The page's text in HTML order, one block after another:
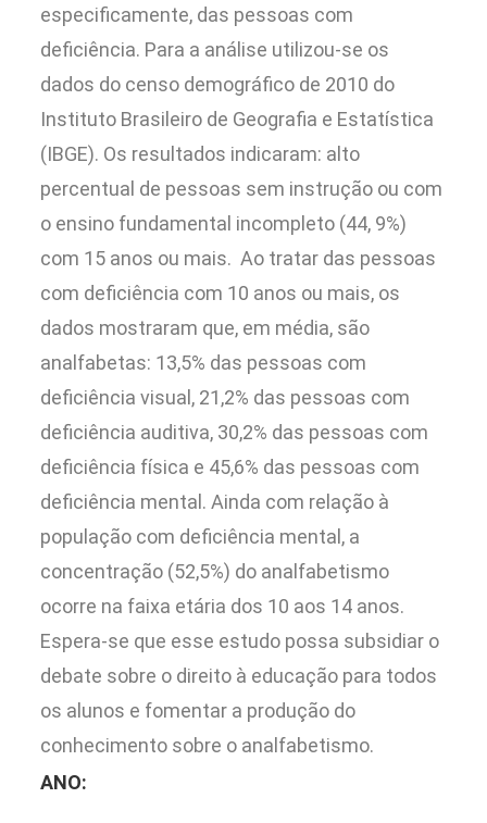
especificamente, das pessoas com
deficiência. Para a análise utilizou-se os
dados do censo demográfico de 2010 do
Instituto Brasileiro de Geografia e Estatística
(IBGE). Os resultados indicaram: alto
percentual de pessoas sem instrução ou com
o ensino fundamental incompleto (44, 9%)
com 15 anos ou mais. Ao tratar das pessoas
com deficiência com 10 anos ou mais, os
dados mostraram que, em média, são
analfabetas: 13,5% das pessoas com
deficiência visual, 21,2% das pessoas com
deficiência auditiva, 30,2% das pessoas com
deficiência física e 45,6% das pessoas com
deficiência mental. Ainda com relação à
população com deficiência mental, a
concentração (52,5%) do analfabetismo
ocorre na faixa etária dos 10 aos 14 anos.
Espera-se que esse estudo possa subsidiar o
debate sobre o direito à educação para todos
os alunos e fomentar a produção do
conhecimento sobre o analfabetismo.
ANO: